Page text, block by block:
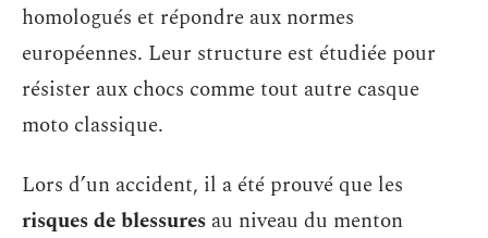
homologués et répondre aux normes
européennes. Leur structure est étudiée pour
résister aux chocs comme tout autre casque
moto classique.
Lors d’un accident, il a été prouvé que les
risques de blessures au niveau du menton